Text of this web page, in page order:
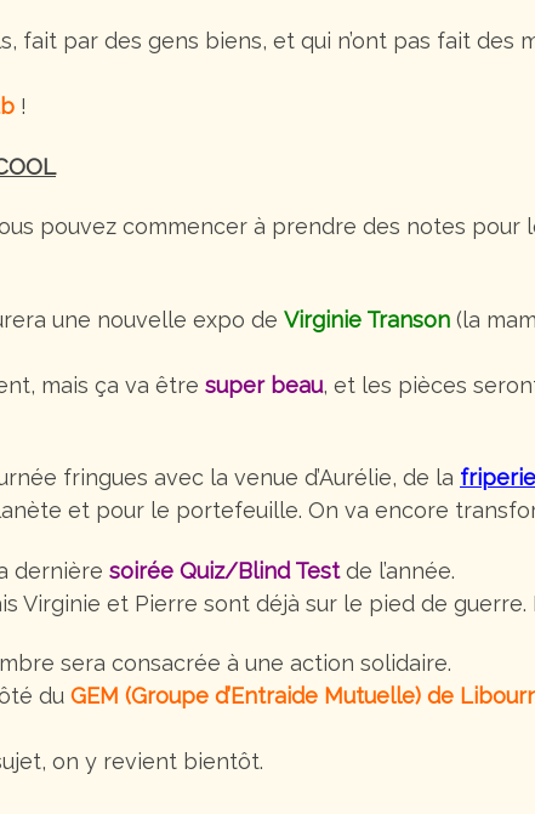
fait par des gens biens, et qui n’ont pas fait des
!
pouvez commencer à prendre des notes
une nouvelle expo de Virginie Transon (la
mais ça va être super beau, et les pièces
fringues avec la venue d’Aurélie, de la
et pour le portefeuille. On va encore
dernière soirée Quiz/Blind Testde l’année.
Virginie et Pierre sont déjà sur le pied de guerre.
sera consacrée à une action solidaire.
du GEM (Groupe d’Entraide Mutuelle) de
on y revient bientôt.